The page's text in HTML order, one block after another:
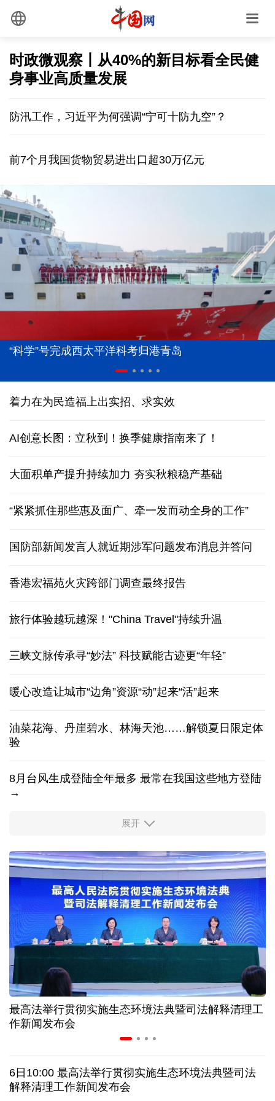
时政微观察丨从40%的新目标看全民健
身事业高质量发展
防汛工作，习近平为何强调“宁可十防九空”？
前7个月我国货物贸易进出口超30万亿元
“科学”号完成西太平洋科考归港青岛
着力在为民造福上出实招、求实效
AI创意长图：立秋到！换季健康指南来了！
大面积单产提升持续加力 夯实秋粮稳产基础
“紧紧抓住那些惠及面广、牵一发而动全身的工作”
国防部新闻发言人就近期涉军问题发布消息并答问
香港宏福苑火灾跨部门调查最终报告
旅行体验越玩越深！"China Travel"持续升温
三峡文脉传承寻“妙法” 科技赋能古迹更“年轻”
暖心改造让城市“边角”资源“动”起来“活”起来
油菜花海、丹崖碧水、林海天池……解锁夏日限定体
验
8月台风生成登陆全年最多 最常在我国这些地方登陆
→
柔性制造，高效匹配差异化需求
上海打通脑机接口技术走向市场的“三道关”
活力中国调研行｜江淮大地，科技成果正落地生“金”
上半年规模以上工业中小企业增加值同比增长5.8%
从纪念馆到采油一线，新时代石油人这样传承铁人精
神
创新涌动，坚韧向前——解读前7个月我国外贸成绩
日本执政当局应停止在核问题上玩火
展开
最高法举行贯彻实施生态环境法典暨司法解释清理工
作新闻发布会
6日10:00 最高法举行贯彻实施生态环境法典暨司法
解释清理工作新闻发布会